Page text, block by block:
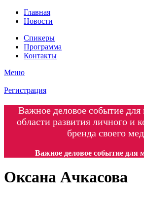
Главная
Новости
Спикеры
Программа
Контакты
Меню
Регистрация
Важное деловое событие
области развития личного и
бренда своего
Важное деловое событие для
Оксана Ачкасова